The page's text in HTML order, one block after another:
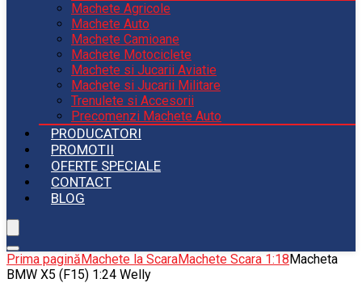
Machete Agricole
Machete Auto
Machete Camioane
Machete Motociclete
Machete si Jucarii Aviatie
Machete si Jucarii Militare
Trenulete si Accesorii
Precomenzi Machete Auto
PRODUCATORI
PROMOTII
OFERTE SPECIALE
CONTACT
BLOG
Prima paginăMachete la ScaraMachete Scara 1:18Macheta
BMW X5 (F15) 1:24 Welly